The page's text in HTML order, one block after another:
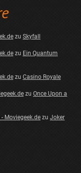
zu Skyfall
zu Ein Quantum
zu Casino Royale
zu Once Upon a
Moviegeek.dezu Joker